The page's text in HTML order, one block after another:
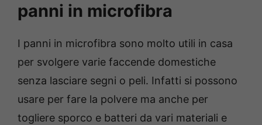
panni in microfibra
I panni in microfibra sono molto utili in casa
per svolgere varie faccende domestiche
senza lasciare segni o peli. Infatti si possono
usare per fare la polvere ma anche per
togliere sporco e batteri da vari materiali e